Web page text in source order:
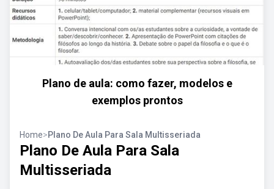
Plano de aula: como fazer, modelos e
exemplos prontos
Home>Plano De Aula Para Sala Multisseriada
Plano De Aula Para Sala
Multisseriada